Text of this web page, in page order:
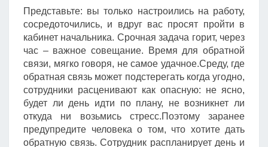
Представьте: вы только настроились на работу,
сосредоточились, и вдруг вас просят пройти в
кабинет начальника. Срочная задача горит, через
час – важное совещание. Время для обратной
связи, мягко говоря, не самое удачное.Среду, где
обратная связь может подстерегать когда угодно,
сотрудники расценивают как опасную: не ясно,
будет ли день идти по плану, не возникнет ли
откуда ни возьмись стресс.Поэтому заранее
предупредите человека о том, что хотите дать
обратную связь. Сотрудник распланирует день и